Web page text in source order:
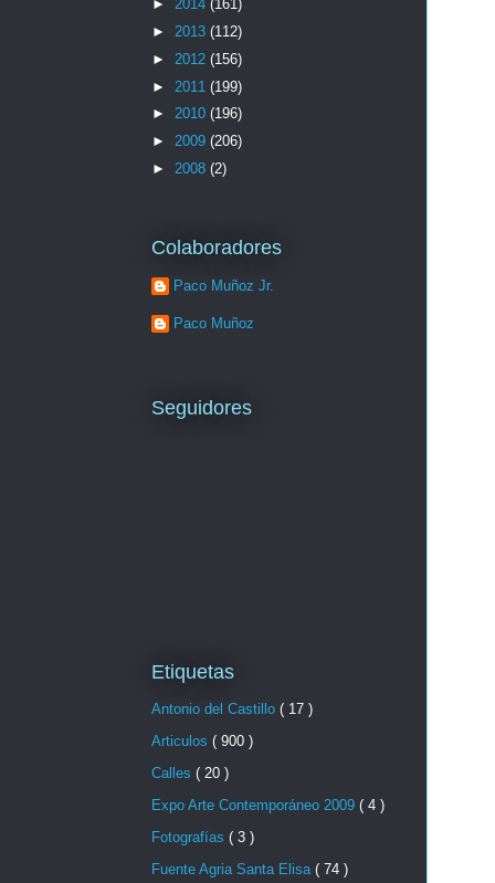
► 2014 (161)
► 2013 (112)
► 2012 (156)
► 2011 (199)
► 2010 (196)
► 2009 (206)
► 2008 (2)
Colaboradores
Paco Muñoz Jr.
Paco Muñoz
Seguidores
Etiquetas
Antonio del Castillo ( 17 )
Articulos ( 900 )
Calles ( 20 )
Expo Arte Contemporáneo 2009 ( 4 )
Fotografías ( 3 )
Fuente Agria Santa Elisa ( 74 )